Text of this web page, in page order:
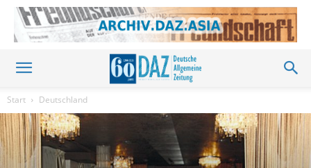
Start Deutschland